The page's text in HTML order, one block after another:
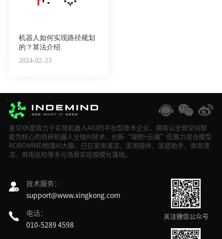
机器人如何实现路径规划
的？算法介绍
2024-02-23
星空XK是致力于实现机器人AGI的平台型技术企业，拥有以全局空间智
能为核心的自研机器人全栈AI技术，创新“端侧+云端”低算力混合模型
ROBOMIND物理AI大脑，已在家用清洁、家用陪伴、家庭助手、商用清
洁、商用巡检等多元场景实现规模化落地。
关注微信公众号
技术服务：
support@www.xingkong.com
电话：
010-5289 4598